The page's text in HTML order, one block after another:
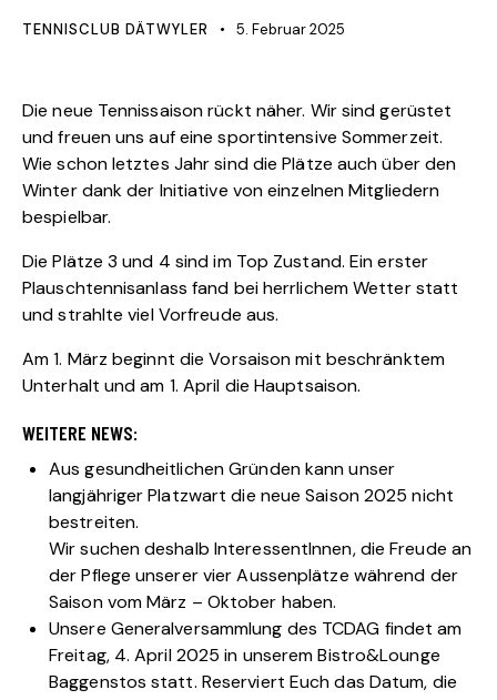
TENNISCLUB DÄTWYLER 5. Februar 2025
Die neue Tennissaison rückt näher. Wir sind gerüstet
und freuen uns auf eine sportintensive Sommerzeit.
Wie schon letztes Jahr sind die Plätze auch über den
Winter dank der Initiative von einzelnen Mitgliedern
bespielbar.
Die Plätze 3 und 4 sind im Top Zustand. Ein erster
Plauschtennisanlass fand bei herrlichem Wetter statt
und strahlte viel Vorfreude aus.
Am 1. März beginnt die Vorsaison mit beschränktem
Unterhalt und am 1. April die Hauptsaison.
WEITERE NEWS:
Aus gesundheitlichen Gründen kann unser
langjähriger Platzwart die neue Saison 2025 nicht
bestreiten.
Wir suchen deshalb InteressentInnen, die Freude an
der Pflege unserer vier Aussenplätze während der
Saison vom März – Oktober haben.
Unsere Generalversammlung des TCDAG findet am
Freitag, 4. April 2025 in unserem Bistro&Lounge
Baggenstos statt. Reserviert Euch das Datum, die